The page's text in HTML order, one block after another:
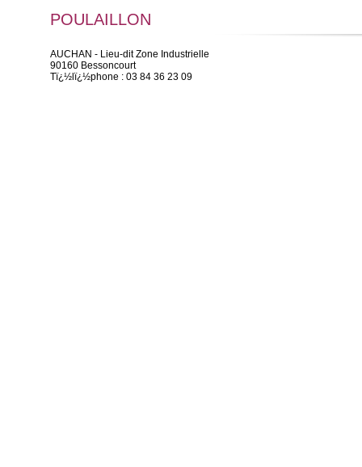
POULAILLON
AUCHAN - Lieu-dit Zone Industrielle
90160 Bessoncourt
Tï¿½lï¿½phone : 03 84 36 23 09